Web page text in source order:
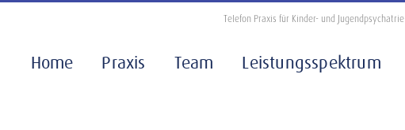
Telefon Praxis für Kinder- und Jugendpsychatrie
Home Praxis Team Leistungsspektrum